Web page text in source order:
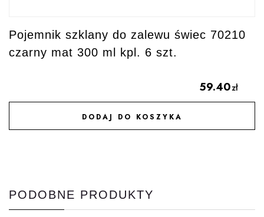
Pojemnik szklany do zalewu świec 70210
czarny mat 300 ml kpl. 6 szt.
59.40zł
DODAJ DO KOSZYKA
DODAJ DO ULUBIONYCH
PODOBNE PRODUKTY